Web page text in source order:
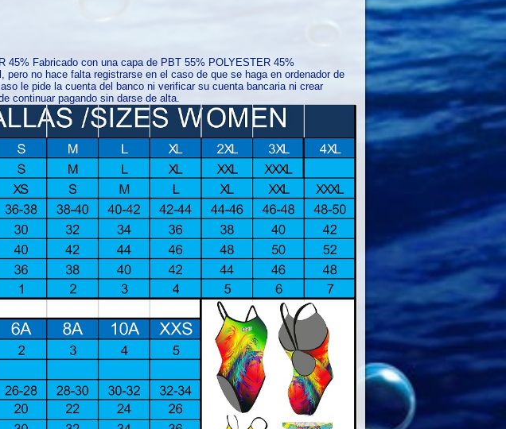
45% Fabricado con una capa de PBT 55% POLYESTER 45%
no hace falta registrarse en el caso de que se haga en ordenador de
le pide la cuenta del banco ni verificar su cuenta bancaria ni crear
continuar pagando sin darse de alta.